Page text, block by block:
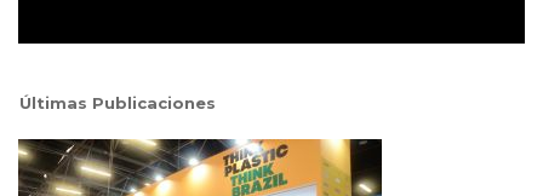
Últimas Publicaciones